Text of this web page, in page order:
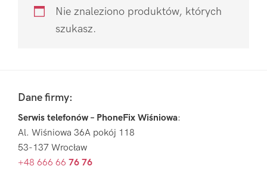
Nie znaleziono produktów, których
szukasz.
Sidebar
FooterDane firmy:
Serwis telefonów – PhoneFix Wiśniowa:
Al. Wiśniowa 36A pokój 118
53-137 Wrocław
+48 666 66 76 76